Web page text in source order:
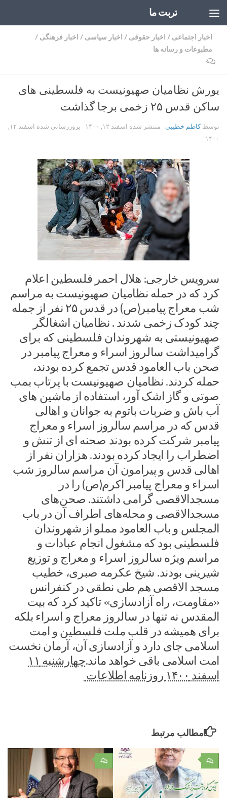
تربت ما
اخبار اجتماعی / اخبار حقوقی / اخبار سیاسی / اخبار فرهنگی /
مطبوعات و رسانه ها
۰
یورش نظامیان صهیونیست به فلسطینی های
ساکن قدس ۲۵ زخمی برجا گذاشت
توسطکاظم خطیبی · منتشر شده اسفند ۱۲, ۱۴۰۰ · بروزرسانی شده
اسفند ۱۲,
۱۴۰۰
سرویس خارجی: هلال احمر فلسطین اعلام
کرد که در حمله نظامیان صهیونیست به مراسم
شب معراج پیامبر(ص) در قدس ۲۵ نفر از جمله
چند کودک زخمی شدند . نظامیان اشغالگر
صهیونیستی به شهروندان فلسطینی که برای
گرامیداشت سالروز اسراء و معراج پیامبر در
صحن باب العامود قدس تجمع کرده بودند،
حمله کردند. نظامیان صهیونیست با پرتاب بمب
صوتی و گاز اشک آور، استفاده از ماشین های
آب باش و ضربات باتوم به جوانان و اهالی
قدس که در مراسم سالروز اسراء و معراج
پیامبر شرکت کرده بودند صحنه ای از تنش و
اضطراب را ایجاد کرده بودند. هزاران نفر از
اهالی قدس و پیرامون آن مراسم سالروز شب
اسراء و معراج پیامبر اکرم(ص) را در
مسجدالاقصی گرامی داشتند. صحن‌های
مسجدالاقصی و محله‌های اطراف آن در باب
المجلس و باب العامود مملو از شهروندان
فلسطینی بود که مشغول انجام عبادات و
مراسم ویژه سالروز اسراء و معراج و توزیع
شیرینی بودند. شیخ عکرمه صبری، خطیب
مسجد الاقصی هم طی نطقی در کنفرانس
«مقاومت، راه آزادسازی» تاکید کرد که بیت
المقدس نه تنها در سالروز معراج و اسراء بلکه
برای همیشه در قلب ملت فلسطین و امت
اسلامی جای دارد و آزادسازی آن، آرمان نخست
امت اسلامی باقی خواهد ماند.
چهارشنبه ۱۱
اسفند ۱۴۰۰ روزنامه اطلاعات
مطالب مرتبط
۰ ۰